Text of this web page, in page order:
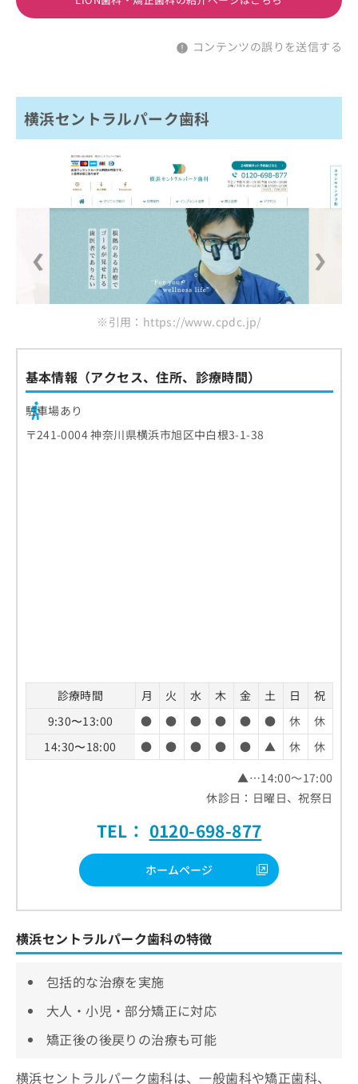
コンテンツの誤りを送信する
横浜セントラルパーク歯科
※引用：https://www.cpdc.jp/
基本情報（アクセス、住所、診療時間）
駐車場あり
〒241-0004 神奈川県横浜市旭区中白根3-1-38
診療時間 月 火 水 木 金 土 日
祝
9:30〜13:00
● ● ● ● ● ● 休
休
14:30〜18:00
● ● ● ● ● ▲ 休
休
▲…14:00～17:00
休診日：日曜日、祝祭日
TEL： 0120-698-877
ホームページ
横浜セントラルパーク歯科の特徴
包括的な治療を実施
大人・小児・部分矯正に対応
矯正後の後戻りの治療も可能
横浜セントラルパーク歯科は、一般歯科や矯正歯科、